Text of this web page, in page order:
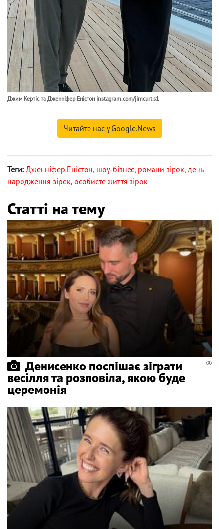
Джим Кертіс та Дженніфер Еністон instagram.com/jimcurtis1
Читайте нас у Google.News
Теги: Дженніфер Еністон, шоу-бізнес, романи зірок, день
народження зірок, особисте життя зірок
Статті на тему
Денисенко поспішає зіграти
весілля та розповіла, якою буде
церемонія